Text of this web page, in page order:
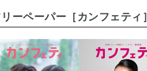
ーペーパー［カンフェティ］